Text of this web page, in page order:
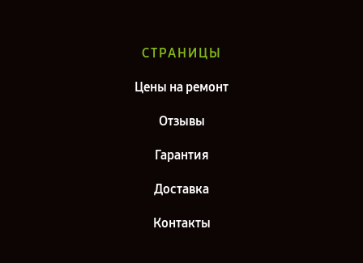
СТРАНИЦЫ
Цены на ремонт
Отзывы
Гарантия
Доставка
Контакты